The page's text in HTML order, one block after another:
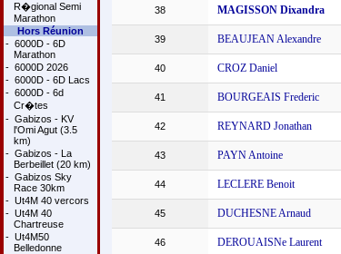
R�gional Semi
Marathon
Hors Réunion
- 6000D - 6D
Marathon
- 6000D 2026
- 6000D - 6D Lacs
- 6000D - 6d
Cr�tes
- Gabizos - KV
l'Omi Agut (3.5
km)
- Gabizos - La
Berbeillet (20 km)
- Gabizos Sky
Race 30km
- Ut4M 40 vercors
- Ut4M 40
Chartreuse
- Ut4M50
Belledonne
38 MAGISSON Dixandra
39 BEAUJEAN Alexandre
40 CROZ Daniel
41 BOURGEAIS Frederic
42 REYNARD Jonathan
43 PAYN Antoine
44 LECLERE Benoit
45 DUCHESNE Arnaud
46 DEROUAISNe Laurent